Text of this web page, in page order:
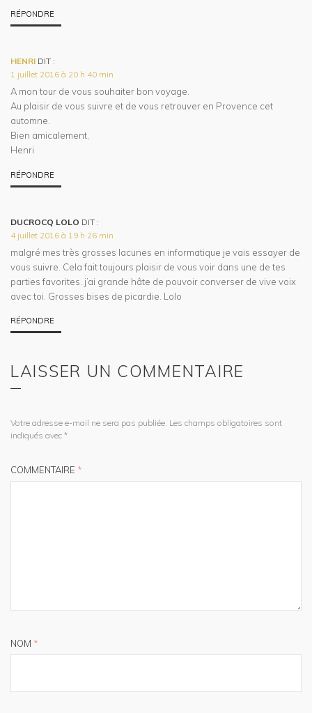
RÉPONDRE
HENRI DIT :
1 juillet 2016 à 20 h 40 min
A mon tour de vous souhaiter bon voyage.
Au plaisir de vous suivre et de vous retrouver en Provence cet
automne.
Bien amicalement,
Henri
RÉPONDRE
DUCROCQ LOLO DIT :
4 juillet 2016 à 19 h 26 min
malgré mes très grosses lacunes en informatique je vais essayer de
vous suivre. Cela fait toujours plaisir de vous voir dans une de tes
parties favorites. j’ai grande hâte de pouvoir converser de vive voix
avec toi. Grosses bises de picardie. Lolo
RÉPONDRE
LAISSER UN COMMENTAIRE
Votre adresse e-mail ne sera pas publiée. Les champs obligatoires sont
indiqués avec *
COMMENTAIRE *
NOM *